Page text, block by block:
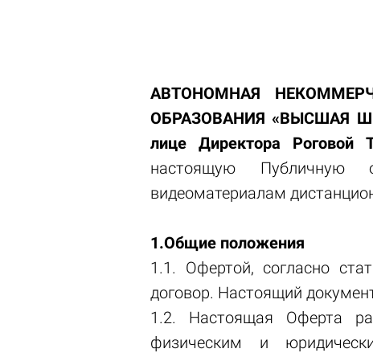
АВТОНОМНАЯ
ОБРАЗОВАНИЯ «ВЫСШАЯ
лице Директора Роговой
настоящую
видеоматериалам
1.Общие положения
1.1. Офертой, согласно
договор. Настоящий
1.2. Настоящая Оферта
физическим и